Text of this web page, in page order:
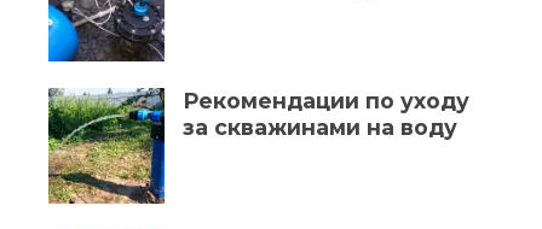
Рекомендации по уходу
за скважинами на воду